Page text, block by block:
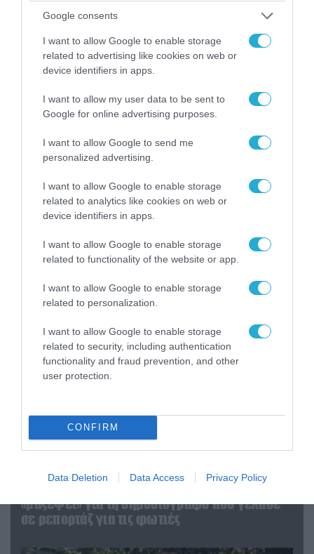
Google consents
I want to allow Google to enable storage
related to advertising like cookies on web or
device identifiers in apps.
I want to allow my user data to be sent to
Google for online advertising purposes.
I want to allow Google to send me
personalized advertising.
I want to allow Google to enable storage
related to analytics like cookies on web or
device identifiers in apps.
I want to allow Google to enable storage
related to functionality of the website or app.
I want to allow Google to enable storage
related to personalization.
I want to allow Google to enable storage
related to security, including authentication
functionality and fraud prevention, and other
user protection.
CONFIRM
Data Deletion Data Access Privacy Policy
υπουργό Ι.Βαρβιτσιώτη (φωτο)
04.08.2026 | 13:02
Η ανακοίνωση του Πανελλήνιου Σωματείου
Πυροσβεστών για την δημοσιογράφο του OPEN
που γέλασε στη φωτιά
O διευθυντής του OPEN προσπαθεί να τα
«μαζέψει» για τη δημοσιογράφο που γέλασε
σε ρεπορτάζ για τις φωτιές